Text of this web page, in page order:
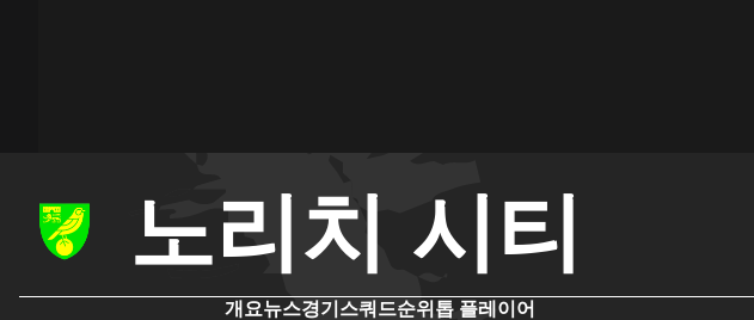
노리치 시티
개요뉴스경기 스쿼드순위 톱 플레이어